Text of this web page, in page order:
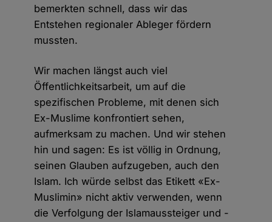
bemerkten schnell, dass wir das
Entstehen regionaler Ableger fördern
mussten.
Wir machen längst auch viel
Öffentlichkeitsarbeit, um auf die
spezifischen Probleme, mit denen sich
Ex-Muslime konfrontiert sehen,
aufmerksam zu machen. Und wir stehen
hin und sagen: Es ist völlig in Ordnung,
seinen Glauben aufzugeben, auch den
Islam. Ich würde selbst das Etikett «Ex-
Muslimin» nicht aktiv verwenden, wenn
die Verfolgung der Islamaussteiger und -